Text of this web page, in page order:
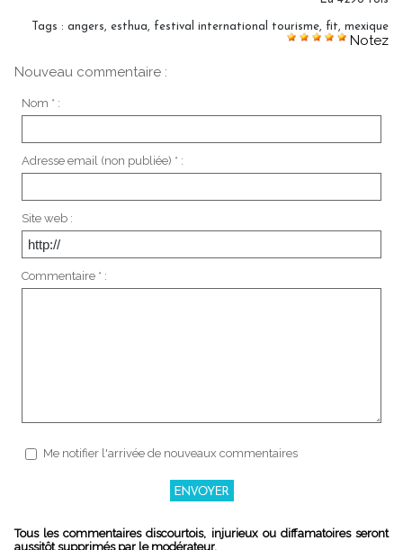
Tags : angers, esthua, festival international tourisme, fit, mexique
Notez
Nouveau commentaire :
Nom * :
Adresse email (non publiée) * :
Site web :
Commentaire * :
Me notifier l'arrivée de nouveaux commentaires
Tous les commentaires discourtois, injurieux ou diffamatoires seront
aussitôt supprimés par le modérateur.